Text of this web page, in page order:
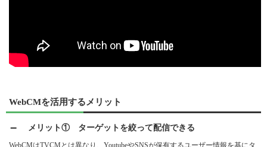
WebCMを活用するメリット
メリット① ターゲットを絞って配信できる